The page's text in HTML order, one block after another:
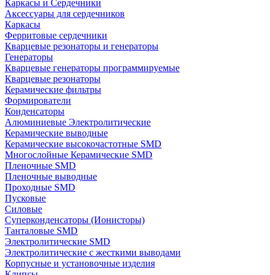
Каркасы и Сердечники
Аксессуары для сердечников
Каркасы
Ферритовые сердечники
Кварцевые резонаторы и генераторы
Генераторы
Кварцевые генераторы программируемые
Кварцевые резонаторы
Керамические фильтры
Формирователи
Конденсаторы
Алюминиевые Электролитические
Керамические выводные
Керамические высокочастотные SMD
Многослойные Керамические SMD
Пленочные SMD
Пленочные выводные
Проходные SMD
Пусковые
Силовые
Суперконденсаторы (Ионисторы)
Танталовые SMD
Электролитические SMD
Электролитические с жесткими выводами
Корпусные и установочные изделия